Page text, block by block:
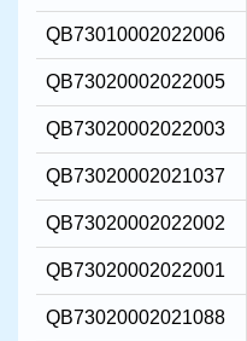
QB73010002022006
QB73020002022005
QB73020002022003
QB73020002021037
QB73020002022002
QB73020002022001
QB73020002021088